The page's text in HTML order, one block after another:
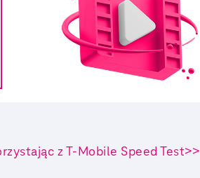
z T-Mobile Speed Test>>